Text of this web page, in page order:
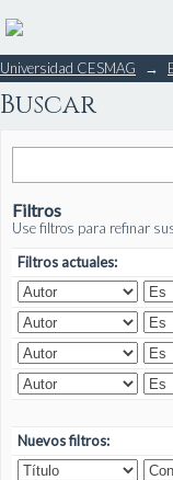
Buscar
Universidad CESMAG →
Buscar
Filtros
Use filtros para refinar
Filtros actuales:
Nuevos filtros: